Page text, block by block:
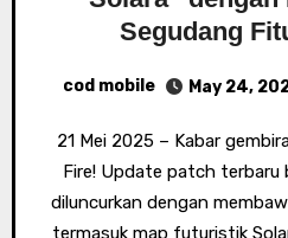
Segudang
cod mobile May 24,
21 Mei 2025 – Kabar gembira bagi para pemain Free
Fire! Update patch terbaru
diluncurkan dengan
termasuk map futuristik